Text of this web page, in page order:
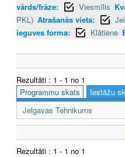
vārds/frāze:
Viesmīlis
PKL) Atrašanās vieta:
ieguves forma:
Klātiene
Rezultāti : 1 - 1 no 1
Programmu skats
Iestāžu
Jelgavas Tehnikums
Rezultāti : 1 - 1 no 1